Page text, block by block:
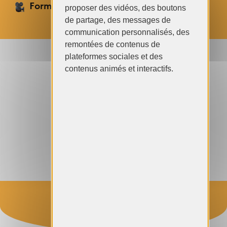
Format vidéo :proposer des vidéos, des boutons
de partage, des messages de
communication personnalisés, des
remontées de contenus de
plateformes sociales et des
contenus animés et interactifs.